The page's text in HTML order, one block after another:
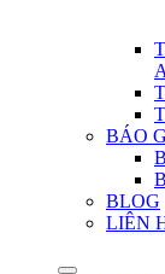
BÁO
BLOG
LIÊN